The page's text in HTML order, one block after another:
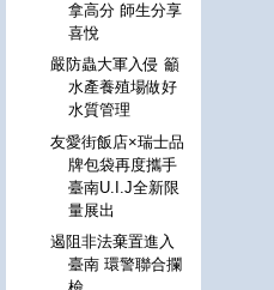
拿高分 師生分享
喜悅
嚴防蟲大軍入侵 籲
水產養殖場做好
水質管理
友愛街飯店×瑞士品
牌包袋再度攜手
臺南U.I.J全新限
量展出
遏阻非法棄置進入
臺南 環警聯合攔